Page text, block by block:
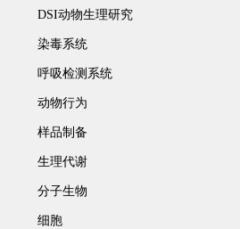
DSI动物生理研究
染毒系统
呼吸检测系统
动物行为
样品制备
生理代谢
分子生物
细胞